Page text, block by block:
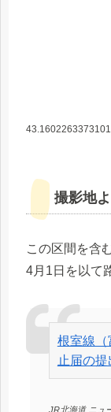
撮影地
この区間を含
4月1日を以て
根室線
止届の
JR北海道 ニュ